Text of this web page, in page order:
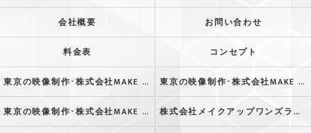
会社概要 お問い合わせ
料金表 コンセプト
東京の映像制作･株式会社MAKE UP ONE’S LIFEの口コミ情報 東京の映像制作･株式会社MAKE UP ONE’S LIFEの評判
東京の映像制作･株式会社MAKE UP ONE’S LIFEのお客様の声 株式会社メイクアップワンズライフ